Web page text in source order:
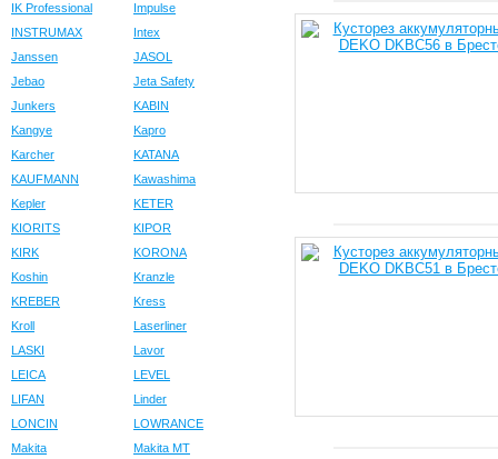
IK Professional
Impulse
INSTRUMAX
Intex
Janssen
JASOL
Jebao
Jeta Safety
Junkers
KABIN
Kangye
Kapro
Karcher
KATANA
KAUFMANN
Kawashima
Kepler
KETER
KIORITS
KIPOR
KIRK
KORONA
Koshin
Kranzle
KREBER
Kress
Kroll
Laserliner
LASKI
Lavor
LEICA
LEVEL
LIFAN
Linder
LONCIN
LOWRANCE
Makita
Makita MT